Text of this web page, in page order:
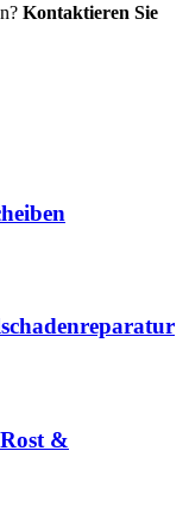
Kontaktieren Sie
&